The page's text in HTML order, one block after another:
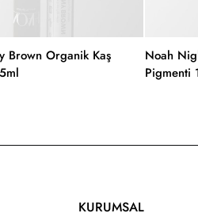
Brown Organik Kaş
Noah
Pigmenti
KURUMSAL